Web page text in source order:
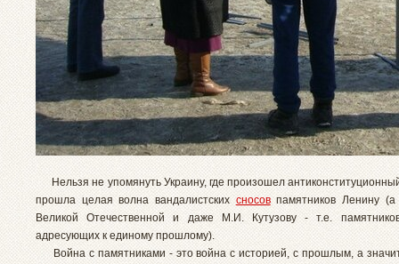
Нельзя не упомянуть Украину, где произошел
прошла целая волна вандалистских сносовпамятников Ленину (а
Великой Отечественной и даже М.И. Кутузову - т.е.
адресующих к единому прошлому).
Война с памятниками - это война с историей, с прошлым, а